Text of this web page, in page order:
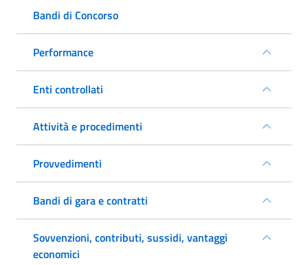
Bandi di Concorso
Performance
Enti controllati
Attività e procedimenti
Provvedimenti
Bandi di gara e contratti
Sovvenzioni, contributi, sussidi, vantaggi
economici